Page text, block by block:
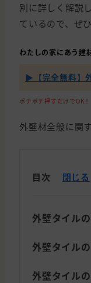
別に詳しく解説
ているので、ぜ
わたしの家にあう建
▶【完全無料】
ポチポチ押すだけでOK！
外壁材全般に関
目次 閉じる
外壁タイル
外壁タイル
外壁タイル